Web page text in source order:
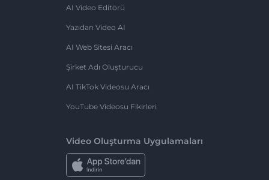
AI Video Editörü
Yazıdan Video AI
AI Web Sitesi Aracı
Şirket Adı Oluşturucu
AI TikTok Videosu Aracı
YouTube Videosu Fikirleri
Video Oluşturma Uygulamaları